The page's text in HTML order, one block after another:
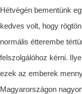
Hétvégén bementünk
kedves volt, hogy
normális étterembe
felszolgálóhoz kérni.
ezek az emberek
Magyarországon